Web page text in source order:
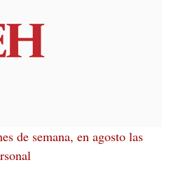
de semana, en agosto las